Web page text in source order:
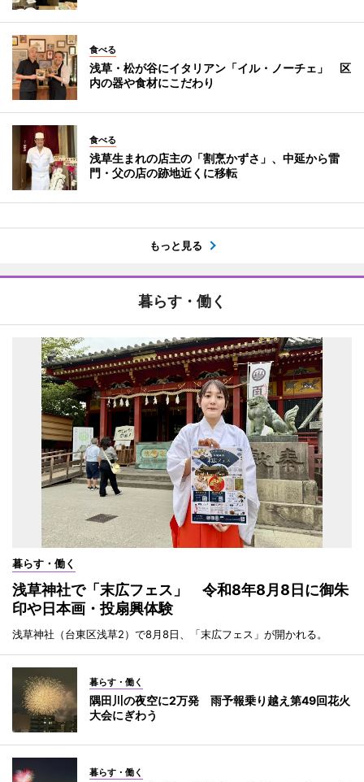
食べる
浅草・松が谷にイタリアン「イル・ノーチェ」 区
内の器や食材にこだわり
食べる
浅草生まれの店主の「割烹かずさ」、中延から雷
門・父の店の跡地近くに移転
もっと見る
暮らす・働く
暮らす・働く
浅草神社で「末広フェス」 令和8年8月8日に御朱
印や日本画・投扇興体験
浅草神社（台東区浅草2）で8月8日、「末広フェス」が開かれる。
暮らす・働く
隅田川の夜空に2万発 雨予報乗り越え第49回花火
大会にぎわう
暮らす・働く